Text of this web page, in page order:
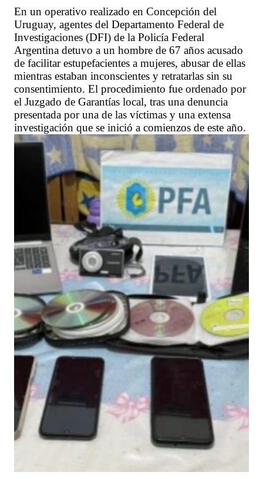
En un operativo realizado en Concepción del
Uruguay, agentes del Departamento Federal de
Investigaciones (DFI) de la Policía Federal
Argentina detuvo a un hombre de 67 años acusado
de facilitar estupefacientes a mujeres, abusar de ellas
mientras estaban inconscientes y retratarlas sin su
consentimiento. El procedimiento fue ordenado por
el Juzgado de Garantías local, tras una denuncia
presentada por una de las víctimas y una extensa
investigación que se inició a comienzos de este año.